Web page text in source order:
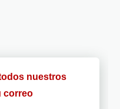
nuestros
correo